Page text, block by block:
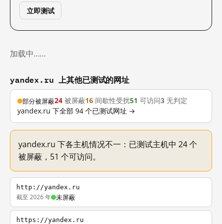
立即测试
加载中……
yandex.ru 上其他已测试的网址
部分被屏蔽24 被屏蔽16 间歇性受扰51 可访问3 无判定
yandex.ru 下全部 94 个已测试网址 →
yandex.ru 下各主机情况不一：已测试主机中 24 个
被屏蔽，51 个可访问。
http://yandex.ru
截至 2026 年 未屏蔽
https://yandex.ru